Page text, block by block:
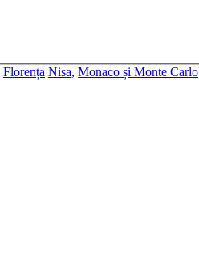
Florența Nisa, Monaco și Monte Carlo